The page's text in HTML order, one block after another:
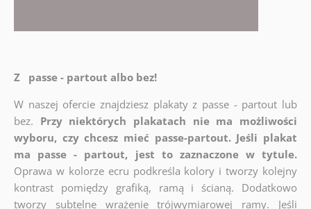
Z passe - partout albo bez!
W naszej ofercie znajdziesz plakaty z passe - partout lub
bez. Przy niektórych plakatach nie ma możliwości
wyboru, czy chcesz mieć passe-partout. Jeśli plakat
ma passe - partout, jest to zaznaczone w tytule.
Oprawa w kolorze ecru podkreśla kolory i tworzy kolejny
kontrast pomiędzy grafiką, ramą i ścianą. Dodatkowo
tworzy subtelne wrażenie trójwymiarowej ramy. Jeśli